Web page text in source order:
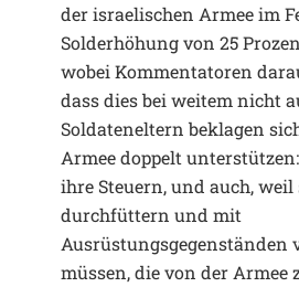
der israelischen Armee im
Solderhöhung von 25
wobei Kommentatoren
dass dies bei weitem nicht
Soldateneltern beklagen
Armee doppelt
ihre Steuern, und auch,
durchfüttern und mit
Ausrüstungsgegenständen
müssen, die von der Armee